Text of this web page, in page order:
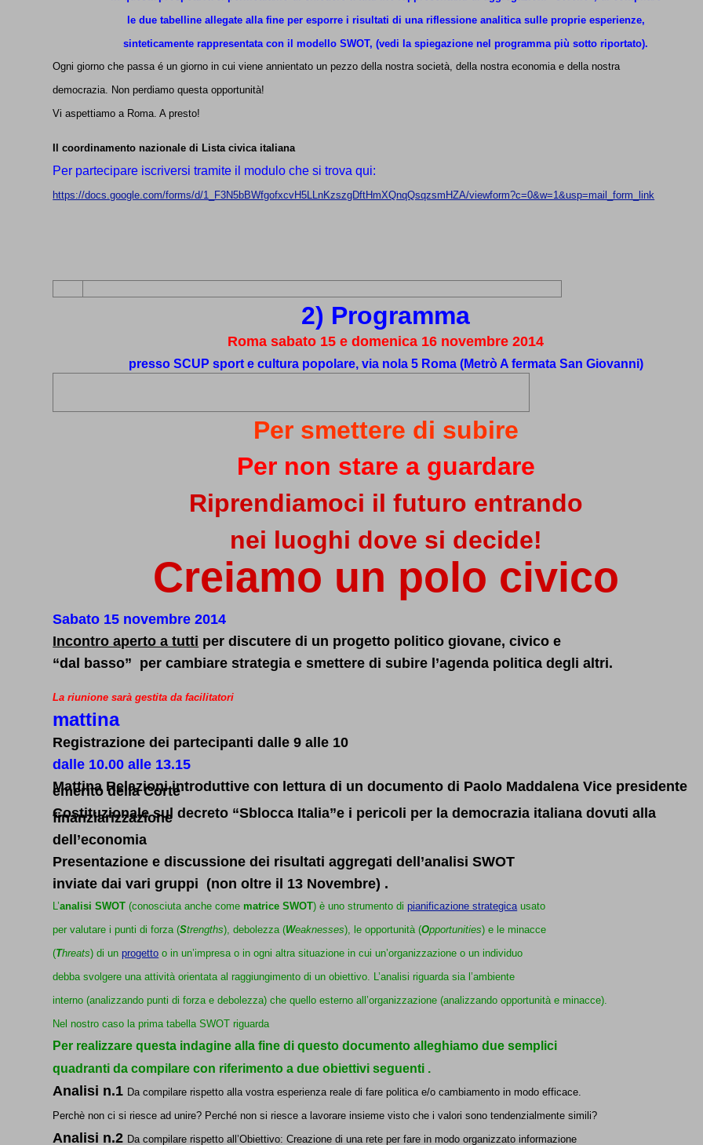
le due tabelline allegate alla fine per esporre i risultati di una riflessione analitica sulle proprie esperienze,
sinteticamente rappresentata con il modello SWOT, (vedi la spiegazione nel programma più sotto riportato).
Ogni giorno che passa é un giorno in cui viene annientato un pezzo della nostra società, della nostra economia e della nostra
democrazia. Non perdiamo questa opportunità!
Vi aspettiamo a Roma. A presto!
Il coordinamento nazionale di Lista civica italiana
Per partecipare iscriversi tramite il modulo che si trova qui:
https://docs.google.com/forms/d/1_F3N5bBWfgofxcvH5LLnKzszgDftHmXQnqQsqzsmHZA/viewform?c=0&w=1&usp=mail_form_link
2) Programma
Roma sabato 15 e domenica 16 novembre 2014
presso SCUP sport e cultura popolare, via nola 5 Roma (Metrò A fermata San Giovanni)
Per smettere di subire
Per non stare a guardare
Riprendiamoci il futuro entrando
nei luoghi dove si decide!
Creiamo un polo civico
Sabato 15 novembre 2014
Incontro aperto a tutti per discutere di un progetto politico giovane, civico e
“dal basso” per cambiare strategia e smettere di subire l’agenda politica degli altri.
La riunione sarà gestita da facilitatori
mattina
Registrazione dei partecipanti dalle 9 alle 10
dalle 10.00 alle 13.15
Mattina Relazioni introduttive con lettura di un documento di Paolo Maddalena Vice presidente
emerito della Corte
Costituzionale sul decreto “Sblocca Italia”e i pericoli per la democrazia italiana dovuti alla
finanziarizzazione
dell’economia
Presentazione e discussione dei risultati aggregati dell’analisi SWOT
inviate dai vari gruppi (non oltre il 13 Novembre) .
L’analisi SWOT (conosciuta anche come matrice SWOT) è uno strumento dipianificazione strategicausato
per valutare i punti di forza (Strengths), debolezza (Weaknesses), le opportunità (Opportunities) e le minacce
(Threats) di unprogetto o in un’impresa o in ogni altra situazione in cui un’organizzazione o un individuo
debba svolgere una attività orientata al raggiungimento di un obiettivo. L’analisi riguarda sia l’ambiente
interno (analizzando punti di forza e debolezza) che quello esterno all’organizzazione (analizzando opportunità e minacce).
Nel nostro caso la prima tabella SWOT riguarda
Per realizzare questa indagine alla fine di questo documento alleghiamo due semplici
quadranti da compilare con riferimento a due obiettivi seguenti .
Analisi n.1 Da compilare rispetto alla vostra esperienza reale di fare politica e/o cambiamento in modo efficace.
Perchè non ci si riesce ad unire? Perché non si riesce a lavorare insieme visto che i valori sono tendenzialmente simili?
Analisi n.2 Da compilare rispetto all’Obiettivo:Creazione di una rete per fare in modo organizzato informazione